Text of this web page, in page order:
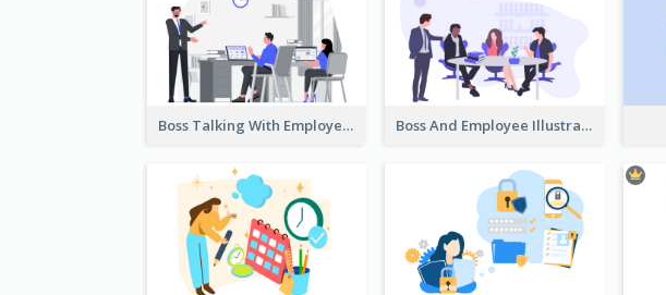
Boss Talking With Employee Illustration Boss And Employee Illustration